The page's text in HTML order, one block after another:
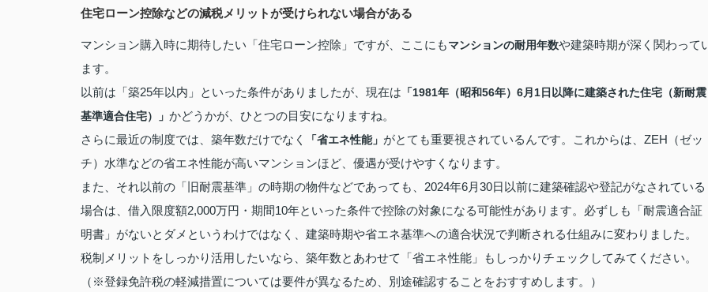
住宅ローン控除などの減税メリットが受けられない場合がある
マンション購入時に期待したい「住宅ローン控除」ですが、ここにもマンションの耐用年数や建築時期が深く関わって
ます。
以前は「築25年以内」といった条件がありましたが、現在は 「1981年（昭和56年）6月1日以降に建築された住宅（新耐震
基準適合住宅）」 かどうかが、ひとつの目安になりますね。
さらに最近の制度では、築年数だけでなく
「省エネ性能」 がとても重要視されているんです。これからは、ZEH（ゼッ
チ）水準などの省エネ性能が高いマンションほど、優遇が受けやすくなります。
また、それ以前の「旧耐震基準」の時期の物件などであっても、2024年6月30日以前に建築確認や登記がなされている
場合は、借入限度額2,000万円・期間10年といった条件で控除の対象になる可能性があります。必ずしも「耐震適合証
明書」がないとダメというわけではなく、建築時期や省エネ基準への適合状況で判断される仕組みに変わりました。
税制メリットをしっかり活用したいなら、築年数とあわせて「省エネ性能」もしっかりチェックしてみてください。
（※登録免許税の軽減措置については要件が異なるため、別途確認することをおすすめします。）